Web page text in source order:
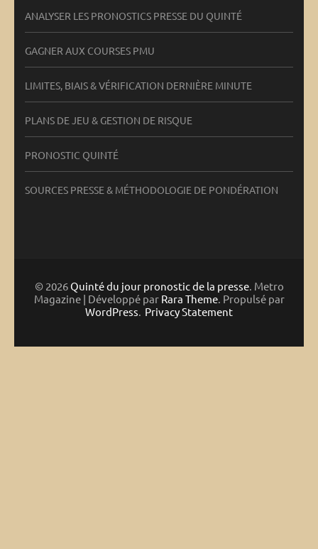
ANALYSER LES PRONOSTICS PRESSE DU QUINTÉ
GAGNER AUX COURSES PMU
LIMITES, BIAIS & VÉRIFICATION DERNIÈRE MINUTE
PLANS DE JEU & GESTION DE RISQUE
PRONOSTIC QUINTÉ
SOURCES PRESSE & MÉTHODOLOGIE DE PONDÉRATION
© 2026Quinté du jour pronostic de la presse. Metro
Magazine | Développé par Rara Theme. Propulsé par
WordPress. Privacy Statement